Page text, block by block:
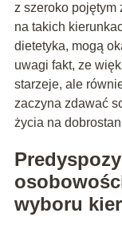
z szeroko pojętym
na takich
dietetyka, mogą
uwagi fakt, ze
starzeje, ale
zaczyna zdawać
życia na
wyboru